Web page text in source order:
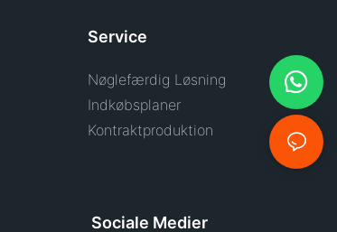
Service
Nøglefærdig Løsning
Indkøbsplaner
Kontraktproduktion
Sociale Medier